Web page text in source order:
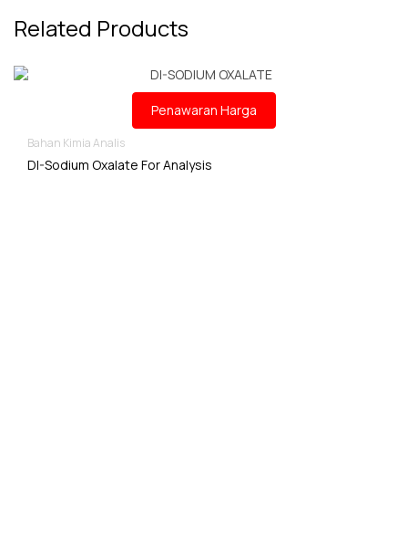
Related Products
Penawaran Harga
Bahan Kimia Analis
DI-Sodium Oxalate For Analysis